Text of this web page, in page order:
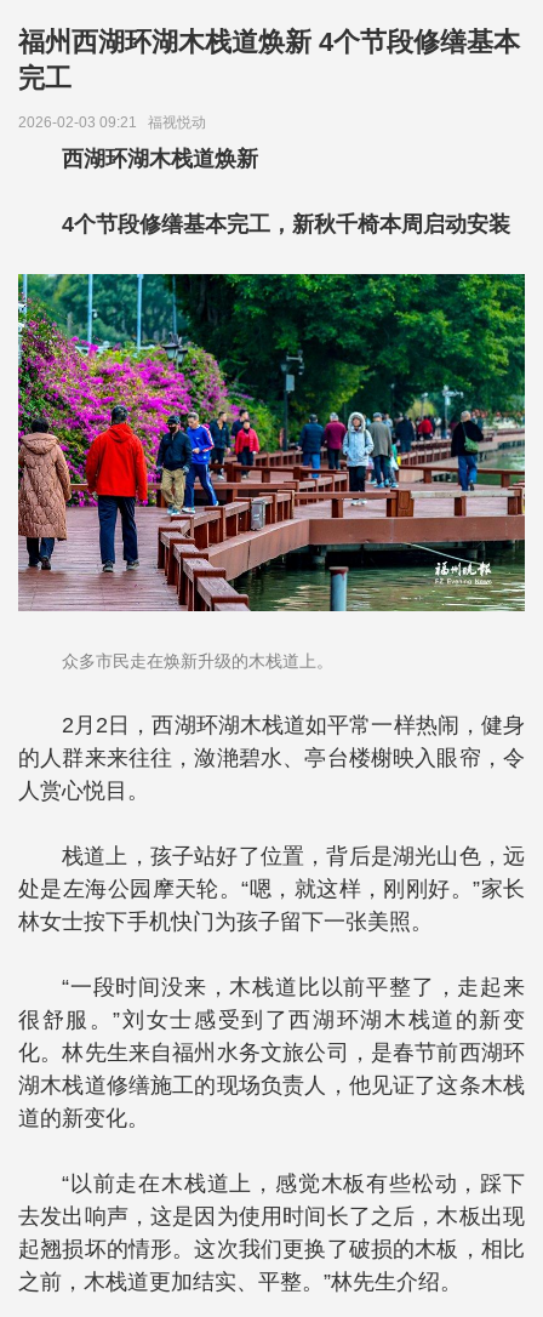
福州西湖环湖木栈道焕新 4个节段修缮基本
完工
2026-02-03 09:21 福视悦动
西湖环湖木栈道焕新
4个节段修缮基本完工，新秋千椅本周启动安装
众多市民走在焕新升级的木栈道上。
2月2日，西湖环湖木栈道如平常一样热闹，健身
的人群来来往往，潋滟碧水、亭台楼榭映入眼帘，令
人赏心悦目。
栈道上，孩子站好了位置，背后是湖光山色，远
处是左海公园摩天轮。“嗯，就这样，刚刚好。”家长
林女士按下手机快门为孩子留下一张美照。
“一段时间没来，木栈道比以前平整了，走起来
很舒服。”刘女士感受到了西湖环湖木栈道的新变
化。林先生来自福州水务文旅公司，是春节前西湖环
湖木栈道修缮施工的现场负责人，他见证了这条木栈
道的新变化。
“以前走在木栈道上，感觉木板有些松动，踩下
去发出响声，这是因为使用时间长了之后，木板出现
起翘损坏的情形。这次我们更换了破损的木板，相比
之前，木栈道更加结实、平整。”林先生介绍。